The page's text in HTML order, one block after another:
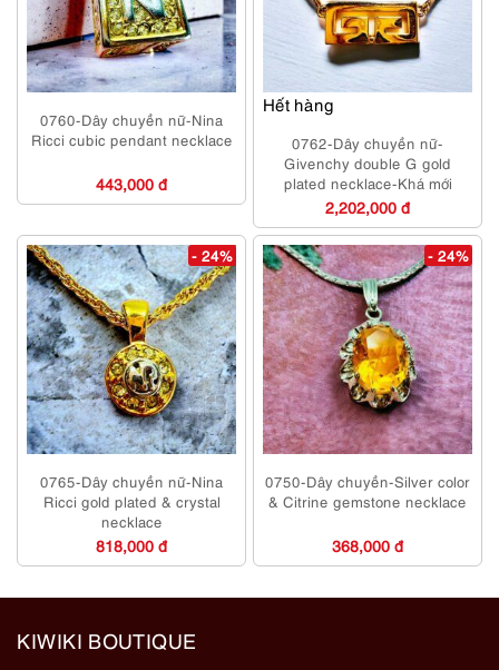
0760-Dây chuyền nữ-Nina
Ricci cubic pendant necklace
443,000 đ
Hết hàng
0762-Dây chuyền nữ-
Givenchy double G gold
plated necklace-Khá mới
2,202,000 đ
- 24%
0765-Dây chuyền nữ-Nina
Ricci gold plated & crystal
necklace
818,000 đ
- 24%
0750-Dây chuyền-Silver color
& Citrine gemstone necklace
368,000 đ
KIWIKI BOUTIQUE